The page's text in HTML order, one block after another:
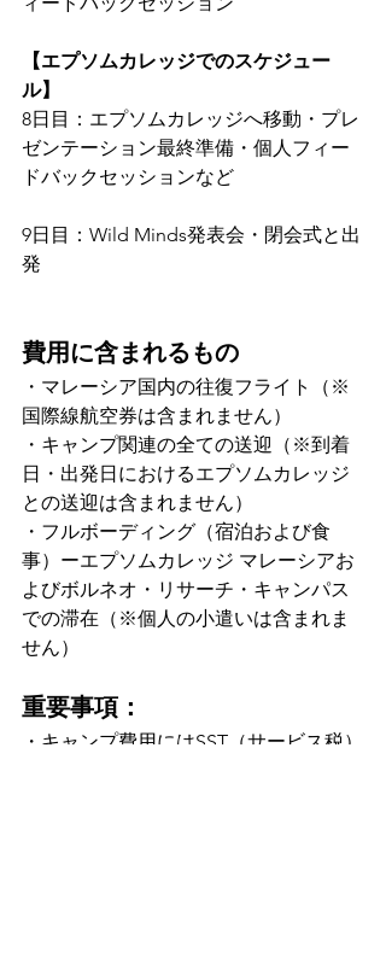
【エプソムカレッジでのスケジュー
ル】
8日目：エプソムカレッジへ移動・プレ
ゼンテーション最終準備・個人フィー
ドバックセッションなど
9日目：Wild Minds発表会・閉会式と出
発
費用に含まれるもの
・マレーシア国内の往復フライト（※
国際線航空券は含まれません）
・キャンプ関連の全ての送迎（※到着
日・出発日におけるエプソムカレッジ
との送迎は含まれません）
・フルボーディング（宿泊および食
事）ーエプソムカレッジ マレーシアお
よびボルネオ・リサーチ・キャンパス
での滞在（※個人の小遣いは含まれま
せん）
重要事項：
・キャンプ費用にはSST（サービス税）